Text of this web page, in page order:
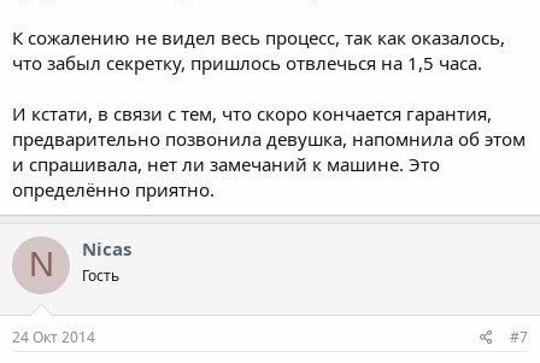
К сожалению не видел весь процесс, так как оказалось,
что забыл секретку, пришлось отвлечься на 1,5 часа.
И кстати, в связи с тем, что скоро кончается гарантия,
предварительно позвонила девушка, напомнила об этом
и спрашивала, нет ли замечаний к машине. Это
определённо приятно.
N Nicas
Гость
24 Окт 2014 #7